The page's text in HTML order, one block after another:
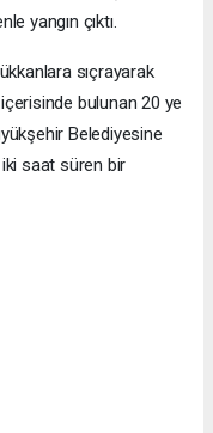
yangın çıktı.
sıçrayarak
bulunan 20 ye
Belediyesine
saat süren bir